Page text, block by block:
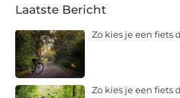
Laatste Bericht
Zo kies je een fiets
Zo kies je een fiets